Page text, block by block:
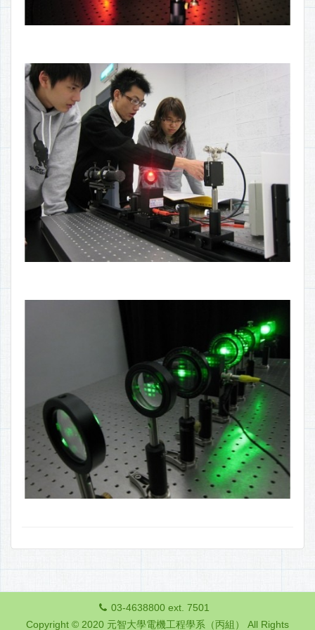
03-4638800 ext. 7501
Copyright © 2020 元智大學電機工程學系（丙組） All Rights